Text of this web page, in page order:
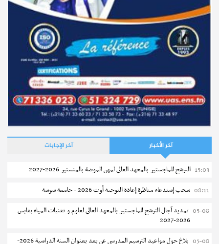
آخر الأخبار آخر الإجابات
15:03 الترشح للماجستير بالمعهد العالي لمهن الموضة بالمنستير 2026-2027
08:11 سحب إستدعاء مناظرة إعادة التوجيه أوت 2026 - جامعة سوسة
05-08 تمديد آجال الترشح للماجستير بالمعهد العالي لعلوم و تقنيات المياه بقابس
2026-2027
05-08
بلاغ حول مواعيد الترسيم المدرسي عن بعد بعنوان السنة الدراسية 2026-